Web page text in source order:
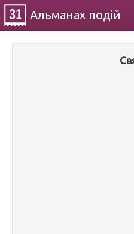
Альманах подій